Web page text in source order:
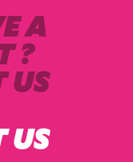
A
?
US
US